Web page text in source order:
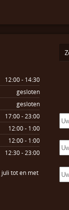
12:00 - 14:30
gesloten
gesloten
17:00 - 23:00
12:00 - 1:00
12:00 - 1:00
12:30 - 23:00
juli tot en met